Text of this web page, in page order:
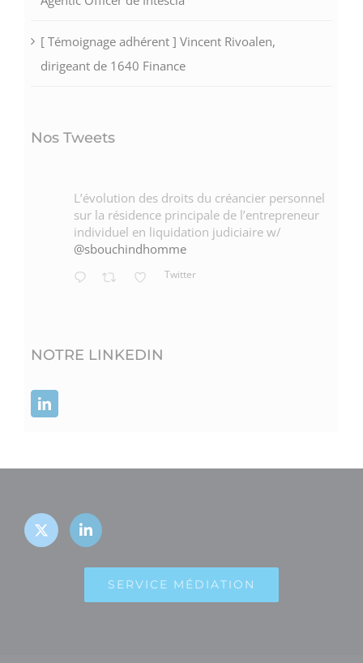
[ Témoignage adhérent ] Vincent Rivoalen,
dirigeant de 1640 Finance
Nos Tweets
L’évolution des droits du créancier personnel
sur la résidence principale de l’entrepreneur
individuel en liquidation judiciaire w/
@sbouchindhomme
Twitter
NOTRE LINKEDIN
SERVICE MÉDIATION